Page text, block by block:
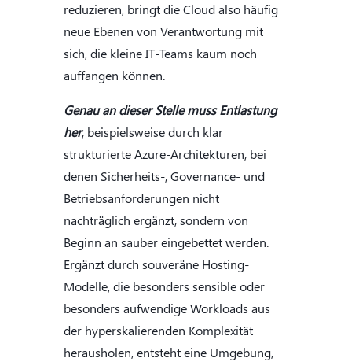
reduzieren, bringt die Cloud also häufig
neue Ebenen von Verantwortung mit
sich, die kleine IT-Teams kaum noch
auffangen können.
Genau an dieser Stelle muss Entlastung
her, beispielsweise durch klar
strukturierte Azure-Architekturen, bei
denen Sicherheits-, Governance- und
Betriebsanforderungen nicht
nachträglich ergänzt, sondern von
Beginn an sauber eingebettet werden.
Ergänzt durch souveräne Hosting-
Modelle, die besonders sensible oder
besonders aufwendige Workloads aus
der hyperskalierenden Komplexität
herausholen, entsteht eine Umgebung,